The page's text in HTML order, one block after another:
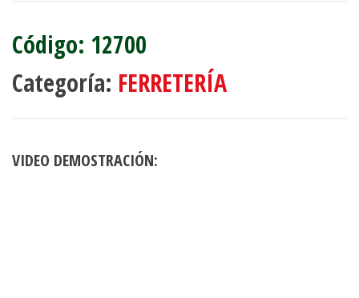
12700
Categoría: FERRETERÍA
VIDEO DEMOSTRACIÓN: